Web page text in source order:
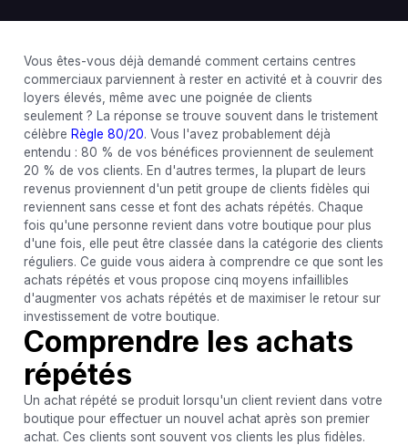
Vous êtes-vous déjà demandé comment certains centres
commerciaux parviennent à rester en activité et à couvrir des
loyers élevés, même avec une poignée de clients
seulement ? La réponse se trouve souvent dans le tristement
célèbre Règle 80/20. Vous l'avez probablement déjà
entendu : 80 % de vos bénéfices proviennent de seulement
20 % de vos clients. En d'autres termes, la plupart de leurs
revenus proviennent d'un petit groupe de clients fidèles qui
reviennent sans cesse et font des achats répétés. Chaque
fois qu'une personne revient dans votre boutique pour plus
d'une fois, elle peut être classée dans la catégorie des clients
réguliers. Ce guide vous aidera à comprendre ce que sont les
achats répétés et vous propose cinq moyens infaillibles
d'augmenter vos achats répétés et de maximiser le retour sur
investissement de votre boutique.
Comprendre les achats
répétés
Un achat répété se produit lorsqu'un client revient dans votre
boutique pour effectuer un nouvel achat après son premier
achat. Ces clients sont souvent vos clients les plus fidèles.